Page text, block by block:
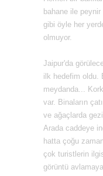
bahane ile
gibi öyle her
olmuyor.
Jaipur'da
ilk hedefim oldu.
meydanda...
var. Binaların
ve ağaçlarda
Arada caddeye
hatta çoğu
çok turistlerin
görüntü